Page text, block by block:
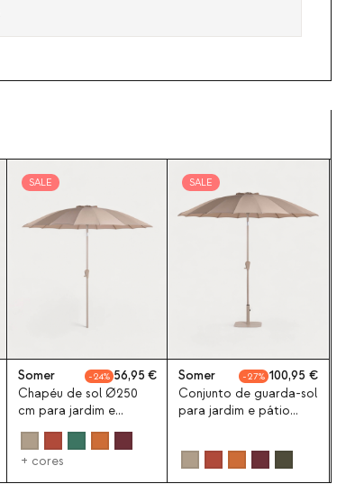
SALE
Somer 24
56,95
Chapéu de sol Ø250
cm para jardim e
terraço Somer
+ cores
SALE
Somer 27
100,95
Conjunto de guarda-sol
para jardim e pátio